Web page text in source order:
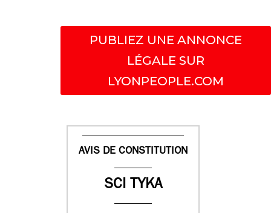
PUBLIEZ UNE ANNONCE
LÉGALE SUR
LYONPEOPLE.COM
AVIS DE CONSTITUTION
SCI TYKA